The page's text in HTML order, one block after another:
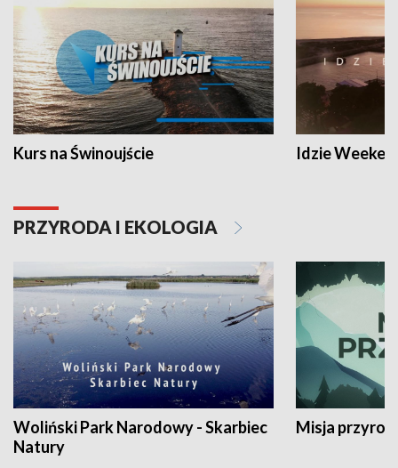
Kurs na Świnoujście Idzie
PRZYRODA I EKOLOGIA
Woliński Park Narodowy - Skarbiec
Natury
Misja